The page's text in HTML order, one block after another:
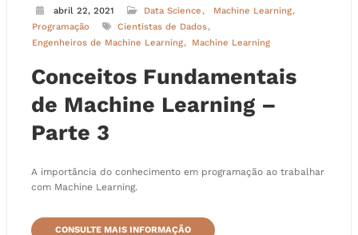
abril 22, 2021 Data Science
Machine Learning
Programação
Cientistas de Dados
Engenheiros de Machine Learning
Machine Learning
Conceitos Fundamentais
de Machine Learning –
Parte 3
A importância do conhecimento em programação ao trabalhar
com Machine Learning.
CONSULTE MAIS INFORMAÇÃO